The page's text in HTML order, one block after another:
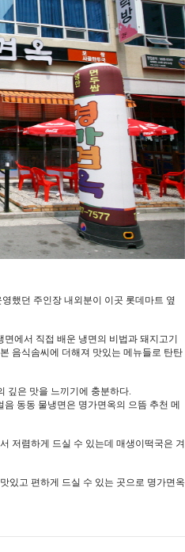
했던 주인장 내외분이 이곳 롯데마트 옆
에서 직접 배운 냉면의 비법과 돼지고기
음식솜씨에 더해져 맛있는 메뉴들로 탄탄
깊은 맛을 느끼기에 충분하다.
동동 물냉면은 명가면옥의 으뜸 추천 메
저렴하게 드실 수 있는데 매생이떡국은 겨
있고 편하게 드실 수 있는 곳으로 명가면옥